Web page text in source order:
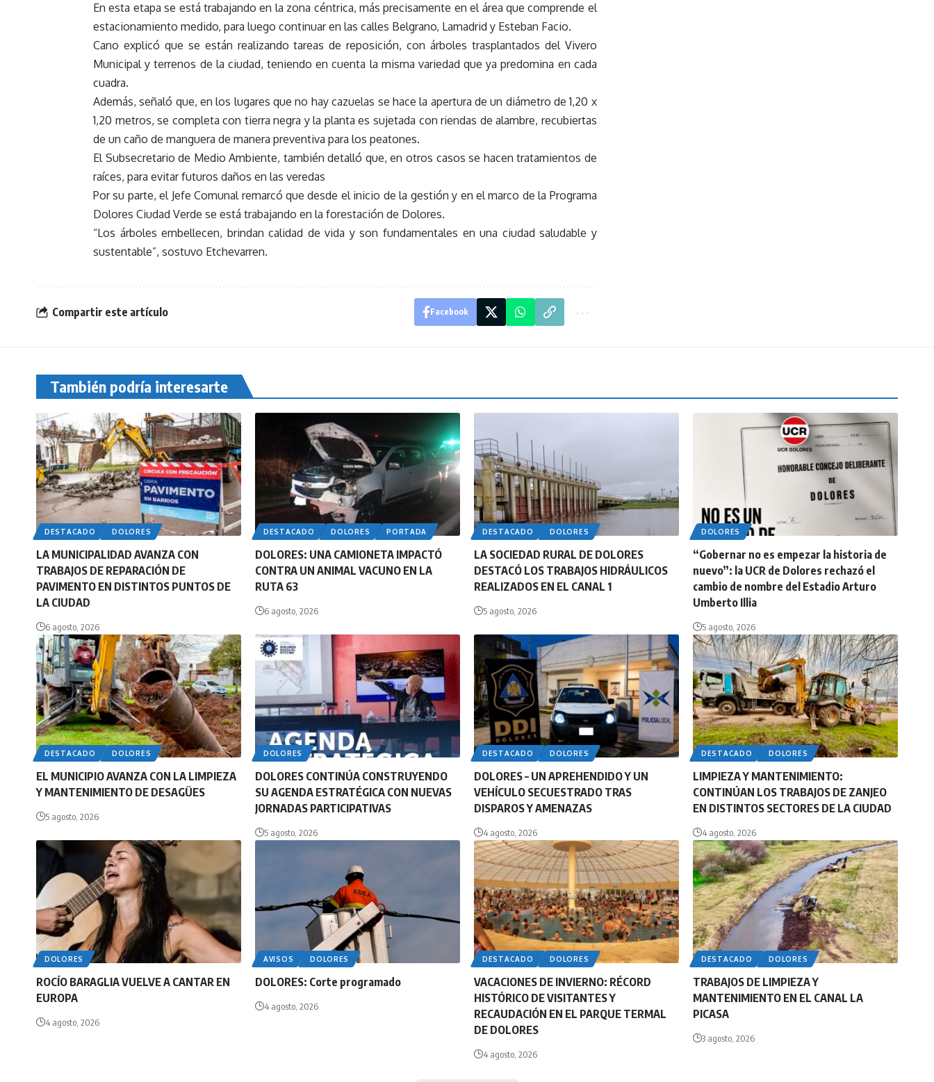
En esta etapa se está trabajando en la zona céntrica, más precisamente en el área que comprende el
estacionamiento medido, para luego continuar en las calles Belgrano, Lamadrid y Esteban Facio.
Cano explicó que se están realizando tareas de reposición, con árboles trasplantados del Vivero
Municipal y terrenos de la ciudad, teniendo en cuenta la misma variedad que ya predomina en cada
cuadra.
Además, señaló que, en los lugares que no hay cazuelas se hace la apertura de un diámetro de 1,20 x
1,20 metros, se completa con tierra negra y la planta es sujetada con riendas de alambre, recubiertas
de un caño de manguera de manera preventiva para los peatones.
El Subsecretario de Medio Ambiente, también detalló que, en otros casos se hacen tratamientos de
raíces, para evitar futuros daños en las veredas
Por su parte, el Jefe Comunal remarcó que desde el inicio de la gestión y en el marco de la Programa
Dolores Ciudad Verde se está trabajando en la forestación de Dolores.
“Los árboles embellecen, brindan calidad de vida y son fundamentales en una ciudad saludable y
sustentable”, sostuvo Etchevarren.
Compartir este artículo Facebook
También podría interesarte
DESTACADO DOLORES
LA MUNICIPALIDAD AVANZA CON
TRABAJOS DE REPARACIÓN DE
PAVIMENTO EN DISTINTOS PUNTOS DE
LA CIUDAD
6 agosto, 2026
DESTACADO DOLORES PORTADA
DOLORES: UNA CAMIONETA IMPACTÓ
CONTRA UN ANIMAL VACUNO EN LA
RUTA 63
6 agosto, 2026
DESTACADO DOLORES
LA SOCIEDAD RURAL DE DOLORES
DESTACÓ LOS TRABAJOS HIDRÁULICOS
REALIZADOS EN EL CANAL 1
5 agosto, 2026
DOLORES
“Gobernar no es empezar la historia de
nuevo”: la UCR de Dolores rechazó el
cambio de nombre del Estadio Arturo
Umberto Illia
5 agosto, 2026
DESTACADO DOLORES
EL MUNICIPIO AVANZA CON LA LIMPIEZA
Y MANTENIMIENTO DE DESAGÜES
5 agosto, 2026
DOLORES
DOLORES CONTINÚA CONSTRUYENDO
SU AGENDA ESTRATÉGICA CON NUEVAS
JORNADAS PARTICIPATIVAS
5 agosto, 2026
DESTACADO DOLORES
DOLORES – UN APREHENDIDO Y UN
VEHÍCULO SECUESTRADO TRAS
DISPAROS Y AMENAZAS
4 agosto, 2026
DESTACADO DOLORES
LIMPIEZA Y MANTENIMIENTO:
CONTINÚAN LOS TRABAJOS DE ZANJEO
EN DISTINTOS SECTORES DE LA CIUDAD
4 agosto, 2026
DOLORES
ROCÍO BARAGLIA VUELVE A CANTAR EN
EUROPA
4 agosto, 2026
AVISOS DOLORES
DOLORES: Corte programado
4 agosto, 2026
DESTACADO DOLORES
VACACIONES DE INVIERNO: RÉCORD
HISTÓRICO DE VISITANTES Y
RECAUDACIÓN EN EL PARQUE TERMAL
DE DOLORES
4 agosto, 2026
DESTACADO DOLORES
TRABAJOS DE LIMPIEZA Y
MANTENIMIENTO EN EL CANAL LA
PICASA
3 agosto, 2026